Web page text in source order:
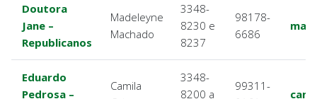
Doutora
Jane –
Republicanos
Madeleyne
Machado
3348-
8230 e
8237
98178-
6686
Eduardo
Pedrosa –
Camila
3348-
8200 a
99311-